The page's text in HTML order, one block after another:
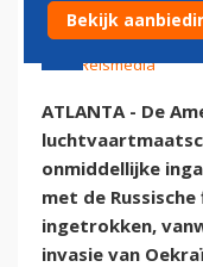
25 februari 2022 -
Foto: Reismedia
ATLANTA - De
onmiddellijke
met de
ingetrokken,
invasie van
Bekijk